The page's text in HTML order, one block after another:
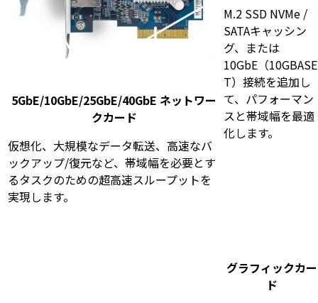
5GbE/10GbE/25GbE/40GbE ネットワー
クカード
仮想化、大規模なデータ転送、高速なバ
ックアップ/復元など、帯域幅を必要とす
るタスクのための超高速スループットを
実現します。
M.2 SSD NVMe /
SATAキャッシン
グ、または
10GbE（
T）接続を追加し
て、パフォーマン
スと帯域幅を最適
化します。
グラフィックカー
ド